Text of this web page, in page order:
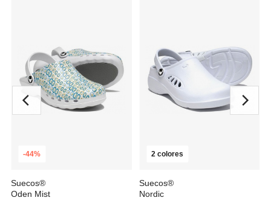
-44%
Suecos®
Oden Mist
2 colores
Suecos®
Nordic